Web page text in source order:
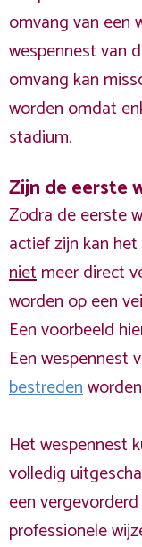
omvang van een
wespennest van
omvang kan
worden omdat
stadium.
Zijn de eerste
Zodra de eerste
actief zijn kan
nietmeer direct
worden op een
Een voorbeeld
Een wespennest
bestredenworden
Het wespennest
volledig
een
professionele